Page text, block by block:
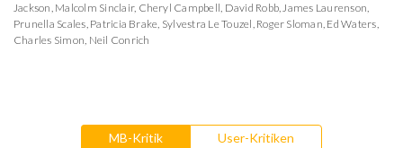
Jackson, Malcolm Sinclair, Cheryl Campbell, David Robb,James Laurenson,
Prunella Scales, Patricia Brake, Sylvestra Le Touzel, Roger Sloman, Ed Waters,
Charles Simon, Neil Conrich
MB-Kritik User-Kritiken